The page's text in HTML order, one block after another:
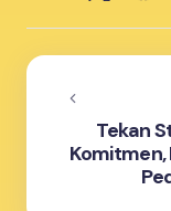
Tekan
Komitmen,